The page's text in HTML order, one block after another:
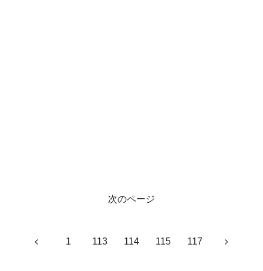
次のページ
前 1 113 114 115 117 次